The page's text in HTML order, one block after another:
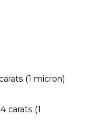
(1 micron)
carats (1